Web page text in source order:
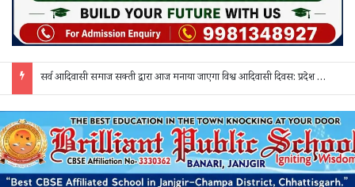
सर्व आदिवासी समाज सक्ती द्वारा आज मनाया जाएगा विश्व आदिवासी दिवस: प्रदेश व जिला स्तर के पदाधिकारी होंगे शामिल